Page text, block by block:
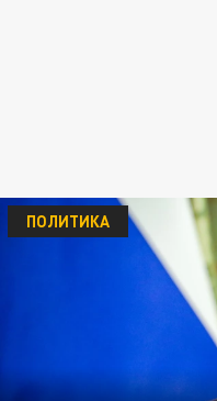
ПОЛИТИКА